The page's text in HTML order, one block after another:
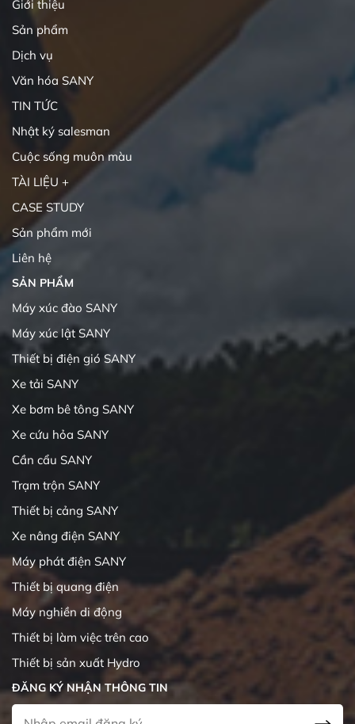
Giới thiệu
Sản phẩm
Dịch vụ
Văn hóa SANY
TIN TỨC
Nhật ký salesman
Cuộc sống muôn màu
TÀI LIỆU +
CASE STUDY
Sản phẩm mới
Liên hệ
SẢN PHẨM
Máy xúc đào SANY
Máy xúc lật SANY
Thiết bị điện gió SANY
Xe tải SANY
Xe bơm bê tông SANY
Xe cứu hỏa SANY
Cần cẩu SANY
Trạm trộn SANY
Thiết bị cảng SANY
Xe nâng điện SANY
Máy phát điện SANY
Thiết bị quang điện
Máy nghiền di động
Thiết bị làm việc trên cao
Thiết bị sản xuất Hydro
ĐĂNG KÝ NHẬN THÔNG TIN